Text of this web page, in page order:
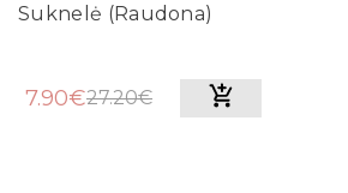
Suknelė (Raudona)
7.90€27.20€